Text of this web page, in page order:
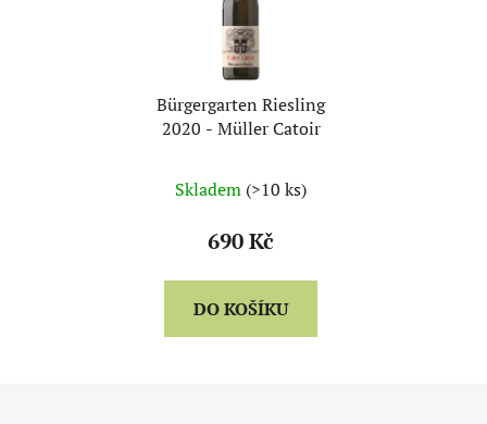
Bürgergarten Riesling
2020 - Müller Catoir
Skladem (>10 ks)
690 Kč
DO KOŠÍKU